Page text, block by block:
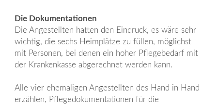
Die Dokumentationen
Die Angestellten hatten den Eindruck, es wäre sehr
wichtig, die sechs Heimplätze zu füllen, möglichst
mit Personen, bei denen ein hoher Pflegebedarf mit
der Krankenkasse abgerechnet werden kann.
Alle vier ehemaligen Angestellten des Hand in Hand
erzählen, Pflegedokumentationen für die